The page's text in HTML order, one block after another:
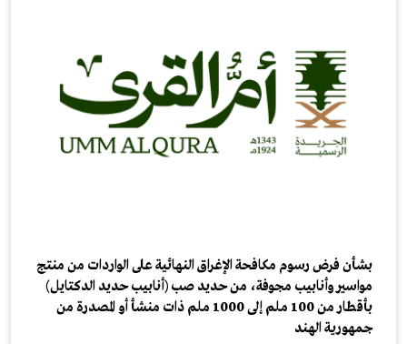
بشأن فرض رسوم مكافحة الإغراق النهائية على الواردات من منتج
مواسير وأنابيب مجوفة، من حديد صب (أنابيب حديد الدكتايل)
بأقطار من 100 ملم إلى 1000 ملم ذات منشأ أو المصدرة من
جمهورية الهند